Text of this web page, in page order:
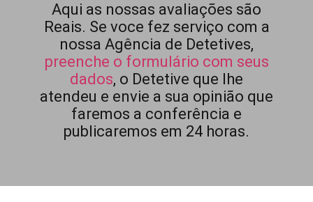
Aqui as nossas avaliações são
Reais. Se voce fez serviço com a
nossa Agência de Detetives,
preenche o formulário com seus
dados, o Detetive que lhe
atendeu e envie a sua opinião que
faremos a conferência e
publicaremos em 24 horas.